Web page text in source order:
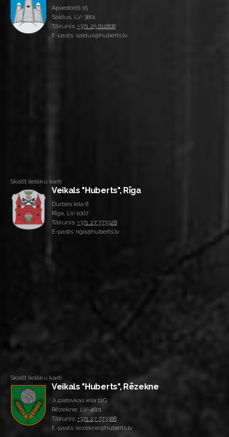
Apvedceļš 15
Saldus, LV-3801
Tālrunis: +371 25 611808
E-pasts: saldus@huberts.lv
Skatīt lielāku karti
Veikals "Huberts", Rīga
Durbes iela 8
Rīga, LV-1007
Tālrunis: +371 27 773328
E-pasts: riga@huberts.lv
Skatīt lielāku karti
Veikals "Huberts", Rēzekne
Jupatovkas iela 11G
Rēzekne, LV-4601
Tālrunis: +371 27 773388
E-pasts: rezekne@huberts.lv